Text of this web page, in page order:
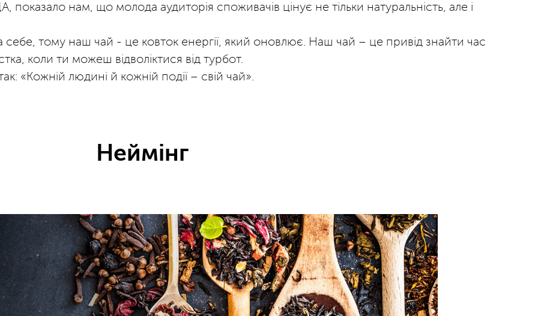
показало нам, що молода аудиторія споживачів цінує не тільки натуральність, але і
тому наш чай - це ковток енергії, який оновлює. Наш чай – це привід знайти час
коли ти можеш відволіктися від турбот.
«Кожній людині й кожній події – свій чай».
Неймінг